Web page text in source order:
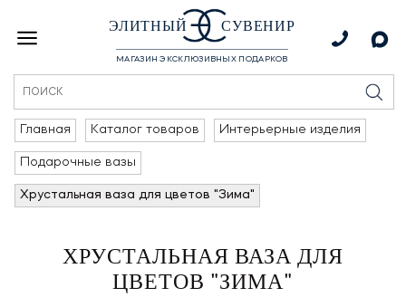
ЭЛИТНЫЙ СУВЕНИР
МАГАЗИН ЭКСКЛЮЗИВНЫХ ПОДАРКОВ
Главная Каталог товаров Интерьерные изделия
Подарочные вазы
Хрустальная ваза для цветов "Зима"
ХРУСТАЛЬНАЯ ВАЗА ДЛЯ
ЦВЕТОВ "ЗИМА"